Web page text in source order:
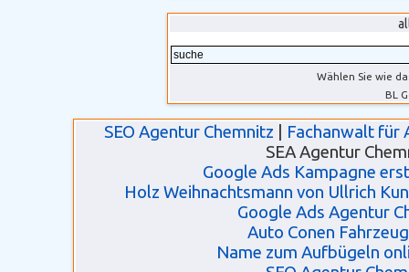
Wählen Sie wie
BL
SEO Agentur Chemnitz
Fachanwalt für
SEA Agentur
Google Ads Kampagne
Holz Weihnachtsmann von Ullrich
Google Ads Agentur
Auto Conen
Name zum Aufbügeln